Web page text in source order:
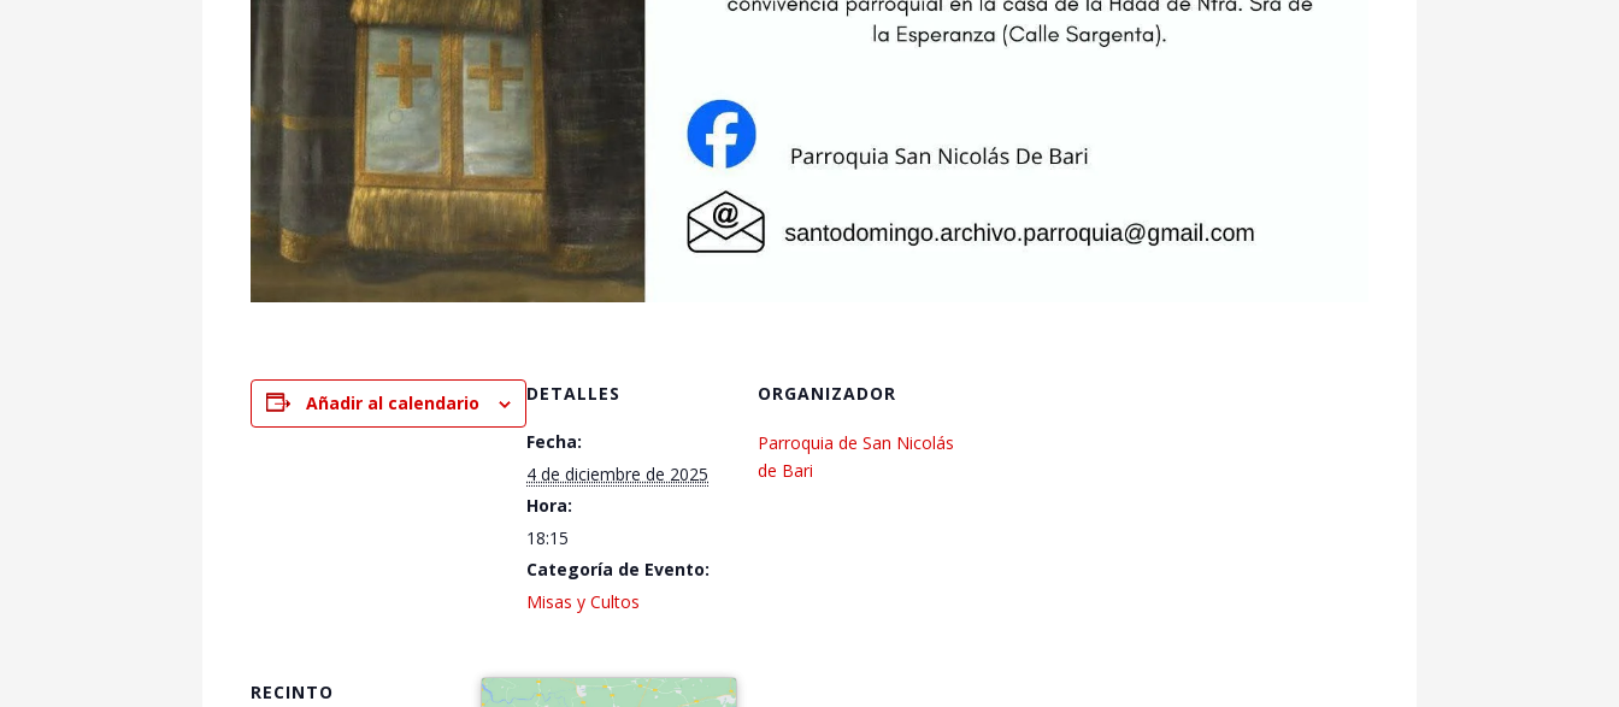
Añadir al calendario DETALLES
Fecha:
4 de diciembre de 2025
Hora:
18:15
Categoría de Evento:
Misas y Cultos
ORGANIZADOR
Parroquia de San Nicolás
de Bari
RECINTO